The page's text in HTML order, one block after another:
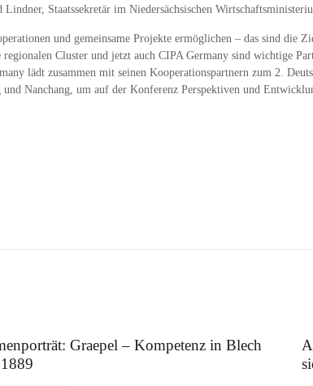
Staatssekretär im Niedersächsischen
und gemeinsame Projekte ermöglichen – das sind die
Cluster und jetzt auch CIPA Germany sind wichtige
lädt zusammen mit seinen Kooperationspartnern zum 2.
Nanchang, um auf der Konferenz Perspektiven und
Graepel – Kompetenz in Blech